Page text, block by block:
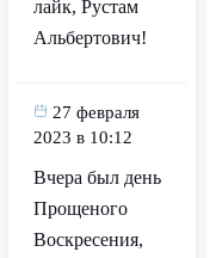
лайк, Рустам
Альбертович!
27 февраля
2023 в 10:12
Вчера был день
Прощеного
Воскресения,